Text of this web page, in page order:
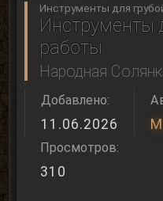
Инструменты для
Инструменты
работы
Народная
Добавлено:
11.06.2026
Просмотров:
310